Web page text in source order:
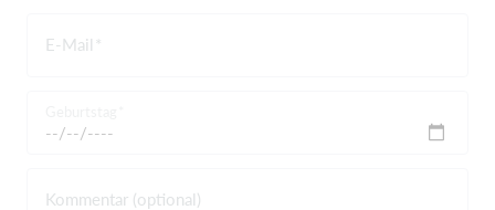
E-Mail
Kommentar (optional)